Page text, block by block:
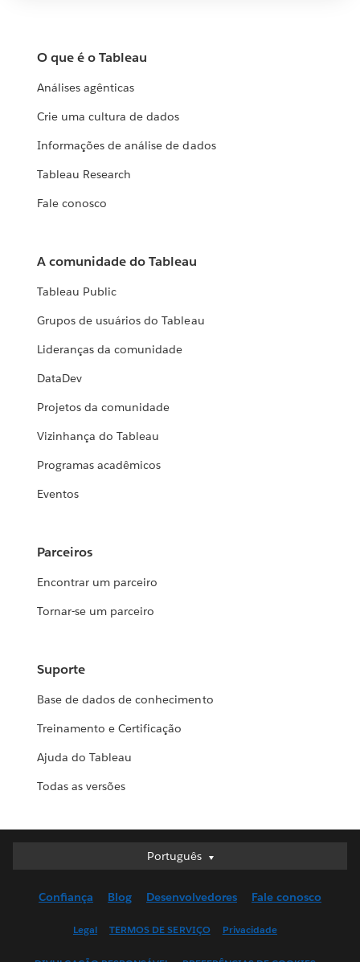
O que é o Tableau
Análises agênticas
Crie uma cultura de dados
Informações de análise de dados
Tableau Research
Fale conosco
A comunidade do Tableau
Tableau Public
Grupos de usuários do Tableau
Lideranças da comunidade
DataDev
Projetos da comunidade
Vizinhança do Tableau
Programas acadêmicos
Eventos
Parceiros
Encontrar um parceiro
Tornar-se um parceiro
Suporte
Base de dados de conhecimento
Treinamento e Certificação
Ajuda do Tableau
Todas as versões
Português
Português
English (UK)
Confiança Blog Desenvolvedores Fale conosco
Legal TERMOS DE SERVIÇO Privacidade